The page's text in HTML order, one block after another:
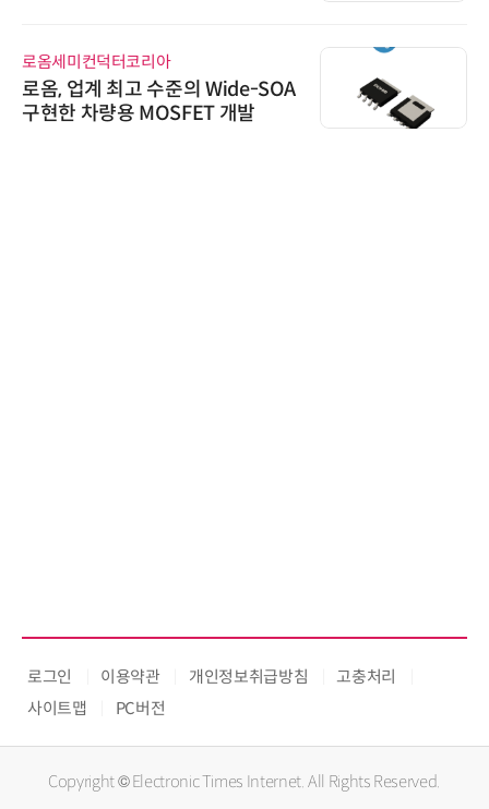
로옴세미컨덕터코리아
로옴, 업계 최고 수준의 Wide-SOA
구현한 차량용 MOSFET 개발
로그인 이용약관 개인정보취급방침
고충처리
사이트맵
PC버전
Copyright © Electronic Times Internet. All Rights Reserved.